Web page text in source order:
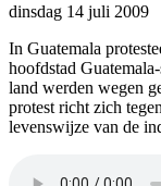
dinsdag 14 juli 2009
In Guatemala
hoofdstad
land werden wegen
protest richt zich
levenswijze van de